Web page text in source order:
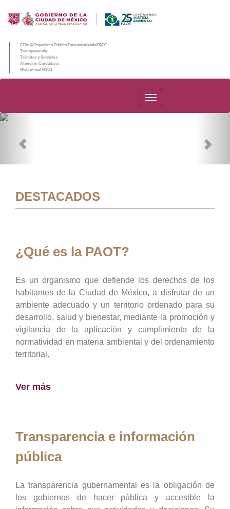
CDMX/Organismo Público Descentralizado/PAOT
Transparencia
Trámites y Servicios
Atención Ciudadana
Web e-mail PAOT
PAOT
DESTACADOS
¿Qué es la PAOT?
Es un organismo que defiende los derechos de los
habitantes de la Ciudad de México, a disfrutar de un
ambiente adecuado y un territorio ordenado para su
desarrollo, salud y bienestar, mediante la promoción y
vigilancia de la aplicación y cumplimiento de la
normatividad en materia ambiental y del ordenamiento
territorial.
Ver más
Transparencia e información
pública
La transparencia gubernamental es la obligación de
los gobiernos de hacer pública y accesible la